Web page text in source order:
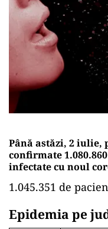
Până astăzi, 2
confirmate
infectate cu noul
1.045.351 de
Epidemia pe